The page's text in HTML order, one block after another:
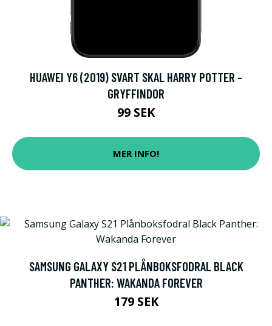
HUAWEI Y6 (2019) SVART SKAL HARRY POTTER -
GRYFFINDOR
99 SEK
MER INFO!
SAMSUNG GALAXY S21 PLÅNBOKSFODRAL BLACK
PANTHER: WAKANDA FOREVER
179 SEK